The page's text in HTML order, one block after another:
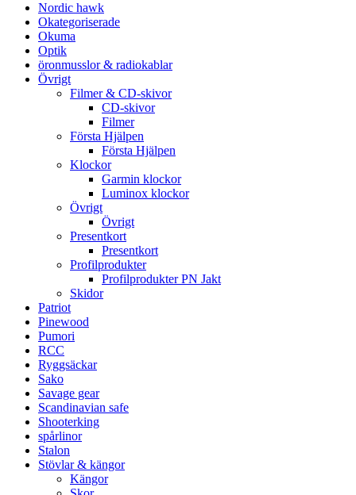
Nordic hawk
Okategoriserade
Okuma
Optik
öronmusslor & radiokablar
Övrigt
Filmer & CD-skivor
CD-skivor
Filmer
Första Hjälpen
Första Hjälpen
Klockor
Garmin klockor
Luminox klockor
Övrigt
Övrigt
Presentkort
Presentkort
Profilprodukter
Profilprodukter PN Jakt
Skidor
Patriot
Pinewood
Pumori
RCC
Ryggsäckar
Sako
Savage gear
Scandinavian safe
Shooterking
spårlinor
Stalon
Stövlar & kängor
Kängor